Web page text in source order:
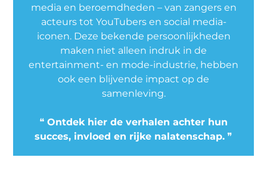
media en beroemdheden – van zangers en
acteurs tot YouTubers en social media-
iconen. Deze bekende persoonlijkheden
maken niet alleen indruk in de
entertainment- en mode-industrie, hebben
ook een blijvende impact op de
samenleving.
❝ Ontdek hier de verhalen achter hun
succes, invloed en rijke nalatenschap. ❞